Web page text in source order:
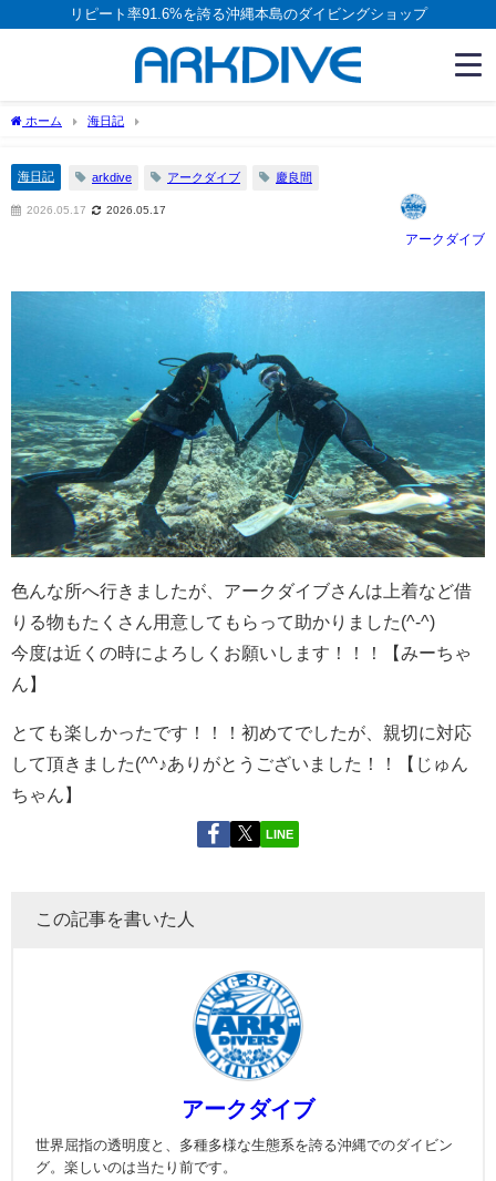
リピート率91.6%を誇る沖縄本島のダイビングショップ
ホーム 海日記
海日記 arkdive アークダイブ 慶良間
2026.05.17 2026.05.17
アークダイブ
色んな所へ行きましたが、アークダイブさんは上着など借
りる物もたくさん用意してもらって助かりました(^-^)
今度は近くの時によろしくお願いします！！！【みーちゃ
ん】
とても楽しかったです！！！初めてでしたが、親切に対応
して頂きました(^^♪ありがとうございました！！【じゅん
ちゃん】
LINE
この記事を書いた人
アークダイブ
世界屈指の透明度と、多種多様な生態系を誇る沖縄でのダイビン
グ。楽しいのは当たり前です。